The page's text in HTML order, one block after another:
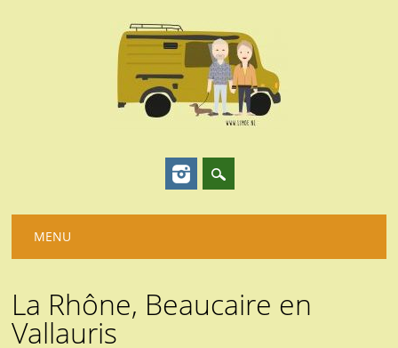
Hoofdmenu
naar
MENU
La Rhône, Beaucaire en
Vallauris